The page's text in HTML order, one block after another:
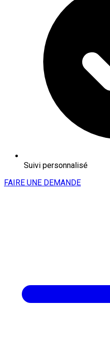
Suivi personnalisé
FAIRE UNE DEMANDE